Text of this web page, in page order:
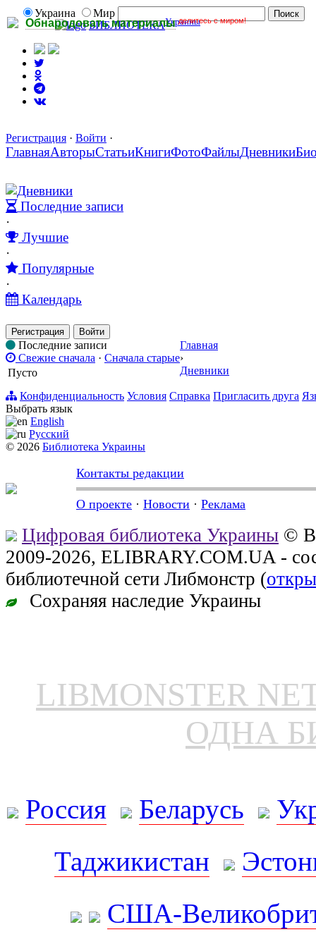
Обнародовать материалы делитесь с миром!
Украина
Мир
БИБЛИОТЕКАУкраины
Регистрация · Войти ·
ГлавнаяАвторыСтатьиКнигиФотоФайлыДневники
Дневники
Последние записи
·
Лучшие
·
Популярные
·
Календарь
Регистрация Войти
Последние записи
Свежие сначала · Сначала старые
Пусто
Главная
›
Дневники
Конфиденциальность Условия Справка Пригласить друга
Выбрать язык
English
Русский
© 2026 Библиотека Украины
Контакты редакции
О проекте · Новости · Реклама
Цифровая библиотека Украины ©
2009-2026, ELIBRARY.COM.UA -
библиотечной сети Либмонстр (
Сохраняя наследие Украины
LIBMONSTER
ОДНА
Россия Беларусь
Таджикистан
США-